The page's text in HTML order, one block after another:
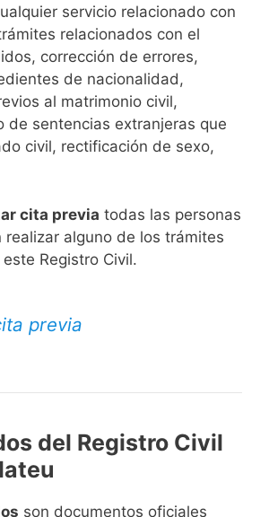
servicio relacionado con
relacionados con el
corrección de errores,
de nacionalidad,
al matrimonio civil,
de sentencias extranjeras que
civil, rectificación de sexo,
cita previa todas las personas
realizar alguno de los trámites
Registro Civil.​
previa
del Registro Civil
son documentos oficiales